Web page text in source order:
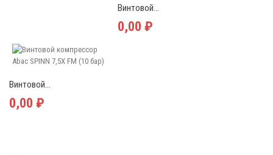
Винтовой...
0,00 ₽
Винтовой...
0,00 ₽